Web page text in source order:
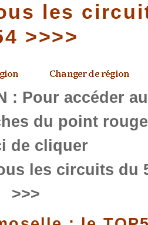
les
>>>>
: Pour accéder
du point rouge
de cliquer
les circuits du
>>>